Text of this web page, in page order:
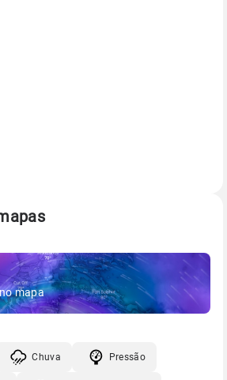
mapa
Chuva Pressão